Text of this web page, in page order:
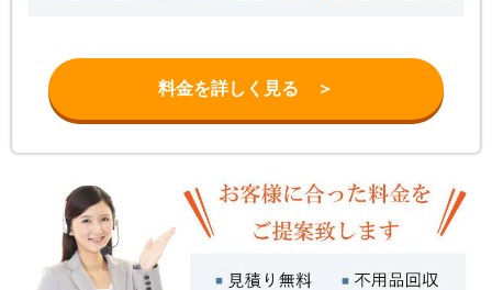
料金を詳しく見る ＞